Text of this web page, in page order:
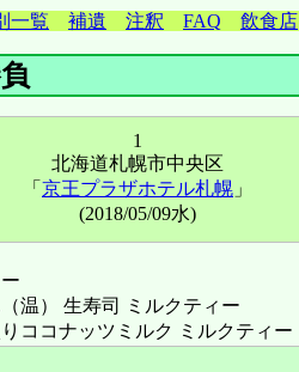
一覧 補遺 注釈 FAQ 飲食店
1
北海道札幌市中央区
「 京王プラザホテル札幌 」
(2018/05/09水)
温） 生寿司 ミルクティー
ココナッツミルク ミルクティー